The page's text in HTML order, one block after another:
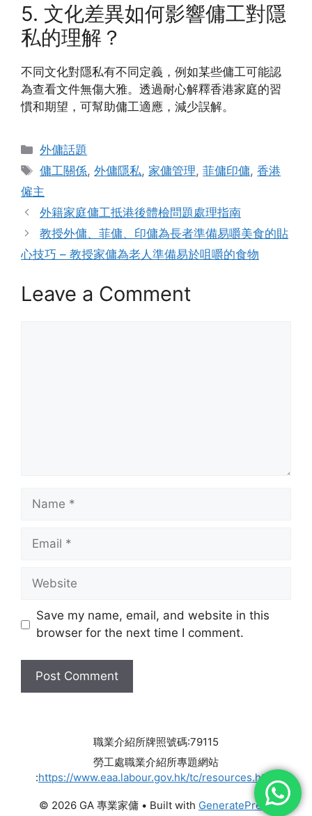
5. 文化差異如何影響傭工對隱
私的理解？
不同文化對隱私有不同定義，例如某些傭工可能認
為查看文件無傷大雅。透過耐心解釋香港家庭的習
慣和期望，可幫助傭工適應，減少誤解。
Categories
外傭話題
Tags
傭工關係,外傭隱私, 家傭管理,菲傭印傭,香港
僱主
外籍家庭傭工抵港後體檢問題處理指南
教授外傭、菲傭、印傭為長者準備易嚼美食的貼
心技巧 – 教授家傭為老人準備易於咀嚼的食物
Leave a Comment
Name
Email
Website
Save my name, email, and website in this
browser for the next time I comment.
職業介紹所牌照號碼:79115
勞工處職業介紹所專題網站
:https://www.eaa.labour.gov.hk/tc/resources.html
© 2026 GA 專業家傭 • Built with GeneratePress